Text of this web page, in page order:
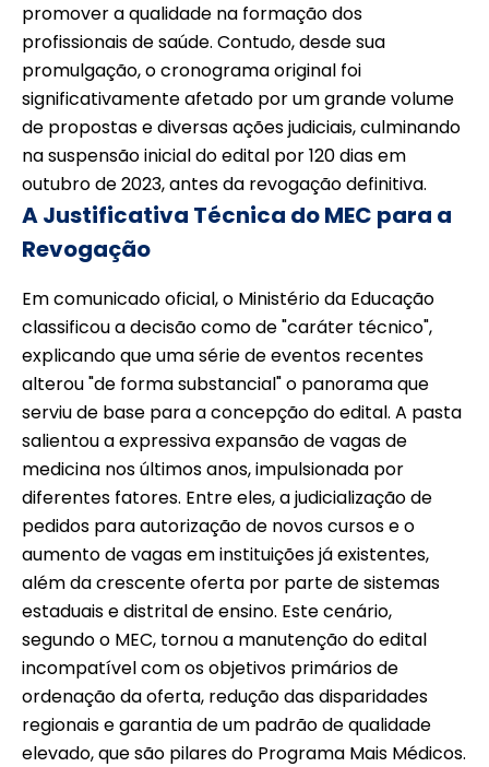
promover a qualidade na formação dos
profissionais de saúde. Contudo, desde sua
promulgação, o cronograma original foi
significativamente afetado por um grande volume
de propostas e diversas ações judiciais, culminando
na suspensão inicial do edital por 120 dias em
outubro de 2023, antes da revogação definitiva.
A Justificativa Técnica do MEC para a
Revogação
Em comunicado oficial, o Ministério da Educação
classificou a decisão como de "caráter técnico",
explicando que uma série de eventos recentes
alterou "de forma substancial" o panorama que
serviu de base para a concepção do edital. A pasta
salientou a expressiva expansão de vagas de
medicina nos últimos anos, impulsionada por
diferentes fatores. Entre eles, a judicialização de
pedidos para autorização de novos cursos e o
aumento de vagas em instituições já existentes,
além da crescente oferta por parte de sistemas
estaduais e distrital de ensino. Este cenário,
segundo o MEC, tornou a manutenção do edital
incompatível com os objetivos primários de
ordenação da oferta, redução das disparidades
regionais e garantia de um padrão de qualidade
elevado, que são pilares do Programa Mais Médicos.